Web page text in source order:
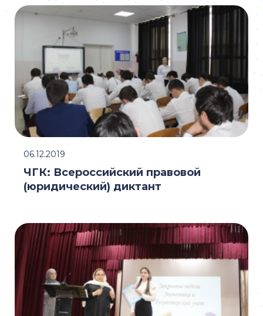
ЧГК: Всероссийский правовой
(юридический) диктант
06.12.2019